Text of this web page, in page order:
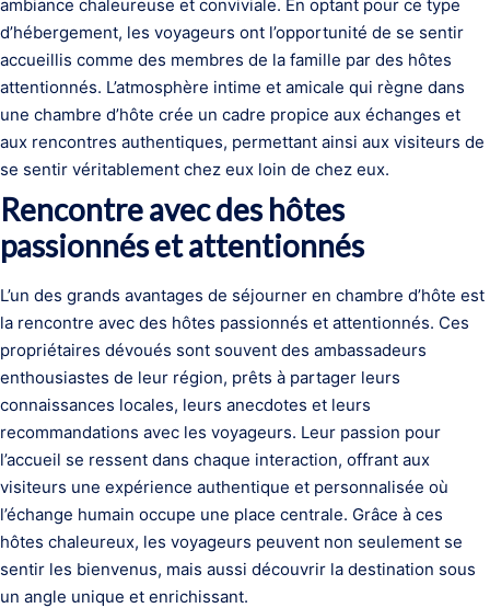
ambiance chaleureuse et conviviale. En optant pour ce type
d’hébergement, les voyageurs ont l’opportunité de se sentir
accueillis comme des membres de la famille par des hôtes
attentionnés. L’atmosphère intime et amicale qui règne dans
une chambre d’hôte crée un cadre propice aux échanges et
aux rencontres authentiques, permettant ainsi aux visiteurs de
se sentir véritablement chez eux loin de chez eux.
Rencontre avec des hôtes
passionnés et attentionnés
L’un des grands avantages de séjourner en chambre d’hôte est
la rencontre avec des hôtes passionnés et attentionnés. Ces
propriétaires dévoués sont souvent des ambassadeurs
enthousiastes de leur région, prêts à partager leurs
connaissances locales, leurs anecdotes et leurs
recommandations avec les voyageurs. Leur passion pour
l’accueil se ressent dans chaque interaction, offrant aux
visiteurs une expérience authentique et personnalisée où
l’échange humain occupe une place centrale. Grâce à ces
hôtes chaleureux, les voyageurs peuvent non seulement se
sentir les bienvenus, mais aussi découvrir la destination sous
un angle unique et enrichissant.